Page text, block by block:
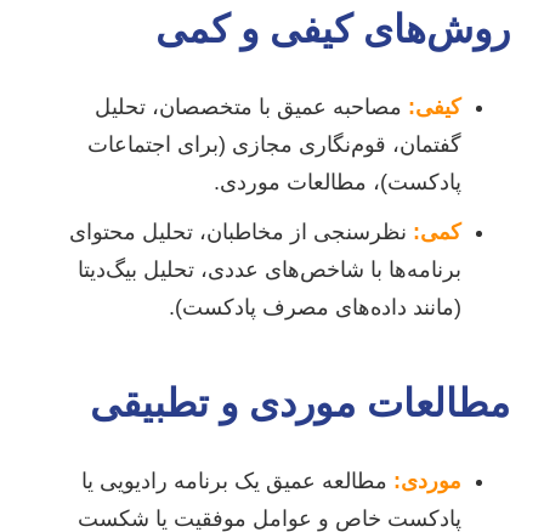
روش‌های کیفی و کمی
کیفی: مصاحبه عمیق با متخصصان، تحلیل
گفتمان، قوم‌نگاری مجازی (برای اجتماعات
پادکست)، مطالعات موردی.
کمی: نظرسنجی از مخاطبان، تحلیل محتوای
برنامه‌ها با شاخص‌های عددی، تحلیل بیگ‌دیتا
(مانند داده‌های مصرف پادکست).
مطالعات موردی و تطبیقی
موردی: مطالعه عمیق یک برنامه رادیویی یا
پادکست خاص و عوامل موفقیت یا شکست